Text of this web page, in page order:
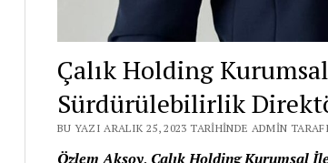
Çalık Holding
Sürdürülebilirlik
BU YAZI ARALIK 25, 2023 TARIHINDE ADMIN
Özlem Aksoy, Çalık Holding